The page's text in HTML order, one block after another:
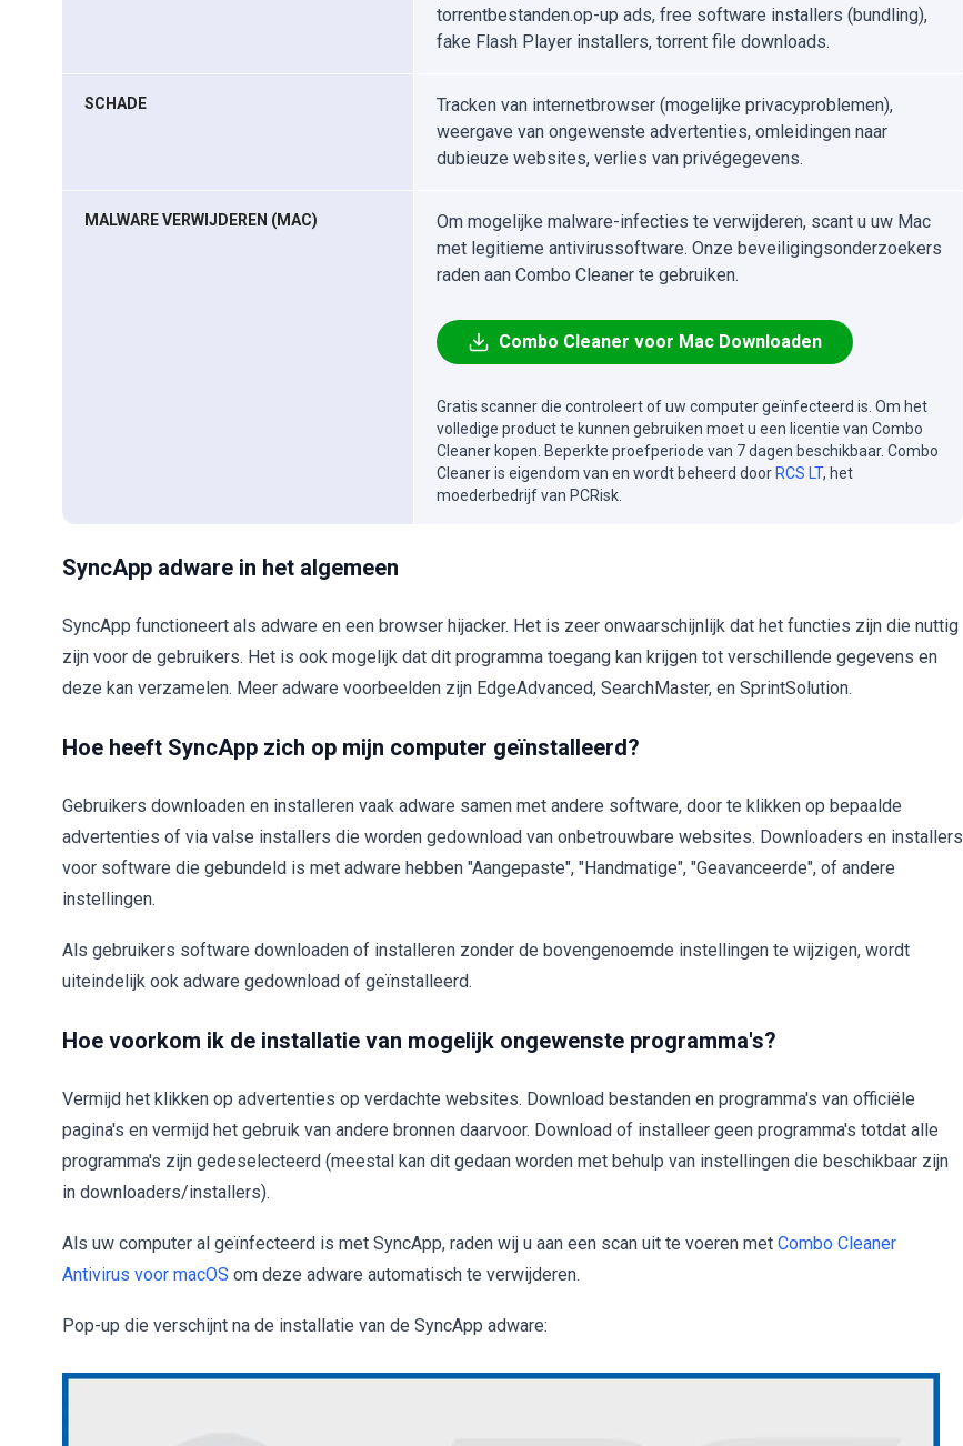
torrentbestanden.op-up ads, free software installers (bundling),
fake Flash Player installers, torrent file downloads.
SCHADE
Tracken van internetbrowser (mogelijke privacyproblemen),
weergave van ongewenste advertenties, omleidingen naar
dubieuze websites, verlies van privégegevens.
MALWARE VERWIJDEREN (MAC)
Om mogelijke malware-infecties te verwijderen, scant u uw Mac
met legitieme antivirussoftware. Onze beveiligingsonderzoekers
raden aan Combo Cleaner te gebruiken.
Combo Cleaner voor Mac Downloaden
Gratis scanner die controleert of uw computer geïnfecteerd is. Om het
volledige product te kunnen gebruiken moet u een licentie van Combo
Cleaner kopen. Beperkte proefperiode van 7 dagen beschikbaar. Combo
Cleaner is eigendom van en wordt beheerd door RCS LT, het
moederbedrijf van PCRisk.
SyncApp adware in het algemeen
SyncApp functioneert als adware en een browser hijacker. Het is zeer onwaarschijnlijk dat het functies zijn die nuttig
zijn voor de gebruikers. Het is ook mogelijk dat dit programma toegang kan krijgen tot verschillende gegevens en
deze kan verzamelen. Meer adware voorbeelden zijn EdgeAdvanced, SearchMaster, en SprintSolution.
Hoe heeft SyncApp zich op mijn computer geïnstalleerd?
Gebruikers downloaden en installeren vaak adware samen met andere software, door te klikken op bepaalde
advertenties of via valse installers die worden gedownload van onbetrouwbare websites. Downloaders en installers
voor software die gebundeld is met adware hebben "Aangepaste", "Handmatige", "Geavanceerde", of andere
instellingen.
Als gebruikers software downloaden of installeren zonder de bovengenoemde instellingen te wijzigen, wordt
uiteindelijk ook adware gedownload of geïnstalleerd.
Hoe voorkom ik de installatie van mogelijk ongewenste programma's?
Vermijd het klikken op advertenties op verdachte websites. Download bestanden en programma's van officiële
pagina's en vermijd het gebruik van andere bronnen daarvoor. Download of installeer geen programma's totdat alle
programma's zijn gedeselecteerd (meestal kan dit gedaan worden met behulp van instellingen die beschikbaar zijn
in downloaders/installers).
Als uw computer al geïnfecteerd is met SyncApp, raden wij u aan een scan uit te voeren met Combo Cleaner
Antivirus voor macOS om deze adware automatisch te verwijderen.
Pop-up die verschijnt na de installatie van de SyncApp adware: